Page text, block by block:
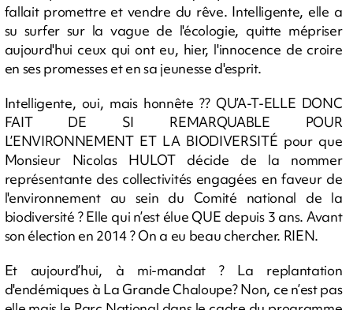
fallait promettre et vendre du rêve. Intelligente, elle a
su surfer sur la vague de l'écologie, quitte mépriser
aujourd'hui ceux qui ont eu, hier, l'innocence de croire
en ses promesses et en sa jeunesse d'esprit.
Intelligente, oui, mais honnête ?? QU’A-T-ELLE DONC
FAIT DE SI REMARQUABLE POUR
L’ENVIRONNEMENT ET LA BIODIVERSITÉ pour que
Monsieur Nicolas HULOT décide de la nommer
représentante des collectivités engagées en faveur de
l'environnement au sein du Comité national de la
biodiversité ? Elle qui n’est élue QUE depuis 3 ans. Avant
son élection en 2014 ? On a eu beau chercher. RIEN.
Et aujourd’hui, à mi-mandat ? La replantation
d'endémiques à La Grande Chaloupe? Non, ce n’est pas